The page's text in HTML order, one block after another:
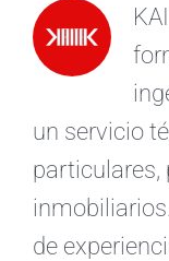
un servicio
particulares,
de